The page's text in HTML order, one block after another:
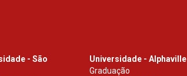
- São
Universidade - Alphaville
Graduação